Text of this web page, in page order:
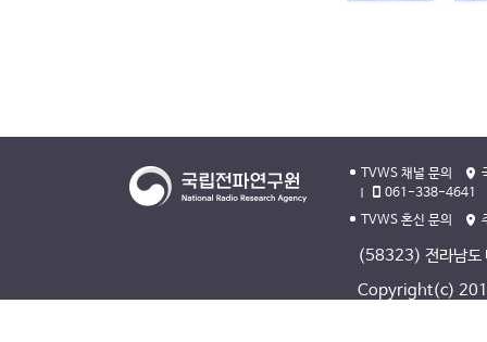
TVWS 채널 문의
061-338-4641
TVWS 혼신 문의
(58323) 전라남도
Copyright(c)